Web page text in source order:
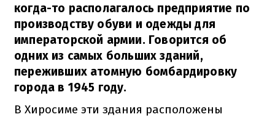
когда-то располагалось предприятие по
производству обуви и одежды для
императорской армии. Говорится об
одних из самых больших зданий,
переживших атомную бомбардировку
города в 1945 году.
В Хиросиме эти здания расположены